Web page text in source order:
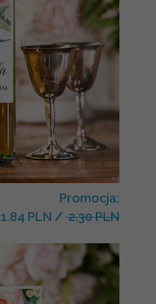
Promocja:
1.84 PLN / 2.30 PLN